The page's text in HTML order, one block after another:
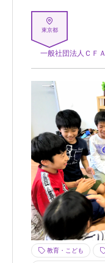
東京都
一般社団法人ＣＦＡ
教育・こども